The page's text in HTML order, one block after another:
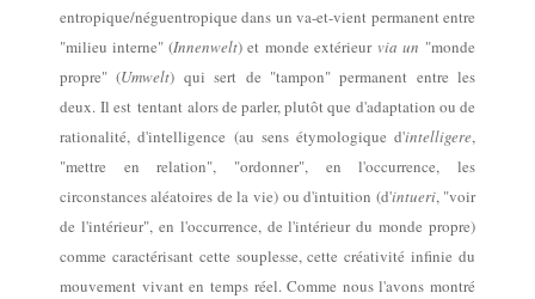
entropique/néguentropique dans un va-et-vient permanent entre
"milieu interne" (Innenwelt) et monde extérieur via un "monde
propre" (Umwelt) qui sert de "tampon" permanent entre les
deux. Il est tentant alorsdeparler, plutôt que d'adaptation ou de
rationalité, d'intelligence (au sens étymologique d'intelligere,
"mettre en relation", "ordonner", en l'occurrence, les
circonstances aléatoires de la vie) ou d'intuition (d'intueri, "voir
de l'intérieur", en l'occurrence, de l'intérieur du monde propre)
comme caractérisant cette souplesse, cette créativité infiniedu
mouvement vivant en temps réel.Comme nous l'avons montré